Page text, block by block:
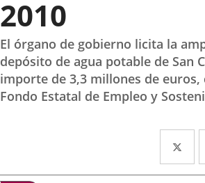
2010
El órgano de gobierno licita la
depósito de agua potable de San
importe de 3,3 millones de euros,
Fondo Estatal de Empleo y
a